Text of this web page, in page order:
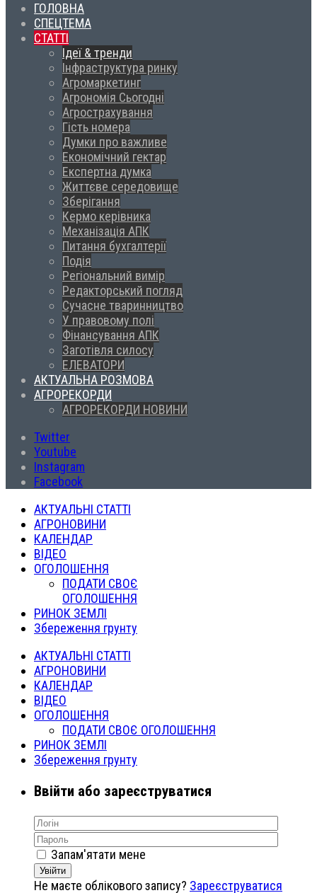
ГОЛОВНА
СПЕЦТЕМА
СТАТТІ
Ідеї & тренди
Інфраструктура ринку
Агромаркетинг
Агрономія Сьогодні
Агрострахування
Гість номера
Думки про важливе
Економічний гектар
Експертна думка
Життєве середовище
Зберігання
Кермо керівника
Механізація АПК
Питання бухгалтерії
Подія
Регіональний вимір
Редакторський погляд
Сучасне тваринництво
У правовому полі
Фінансування АПК
Заготівля силосу
ЕЛЕВАТОРИ
АКТУАЛЬНА РОЗМОВА
АГРОРЕКОРДИ
АГРОРЕКОРДИ НОВИНИ
Twitter
Youtube
Instagram
Facebook
АКТУАЛЬНІ СТАТТІ
АГРОНОВИНИ
КАЛЕНДАР
ВІДЕО
ОГОЛОШЕННЯ
ПОДАТИ СВОЄ
ОГОЛОШЕННЯ
РИНОК ЗЕМЛІ
Збереження грунту
АКТУАЛЬНІ СТАТТІ
АГРОНОВИНИ
КАЛЕНДАР
ВІДЕО
ОГОЛОШЕННЯ
ПОДАТИ СВОЄ ОГОЛОШЕННЯ
РИНОК ЗЕМЛІ
Збереження грунту
Ввійти або зареєструватися
Запам'ятати мене
Увійти
Не маєте облікового запису? Зареєструватися